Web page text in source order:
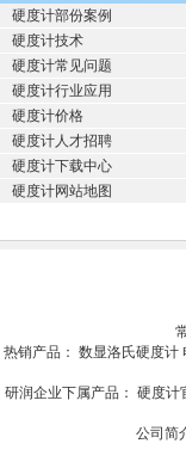
硬度计部份案例
硬度计技术
硬度计常见问题
硬度计行业应用
硬度计价格
硬度计人才招聘
硬度计下载中心
硬度计网站地图
热销产品： 数显洛氏硬度计
研润企业下属产品：硬度计
公司简